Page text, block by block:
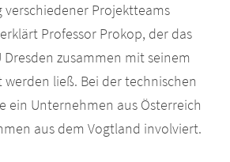
Projektteams
Professor Prokop, der das
Dresden zusammen mit seinem
werden ließ. Bei der technischen
ein Unternehmen aus Österreich
aus dem Vogtland involviert.